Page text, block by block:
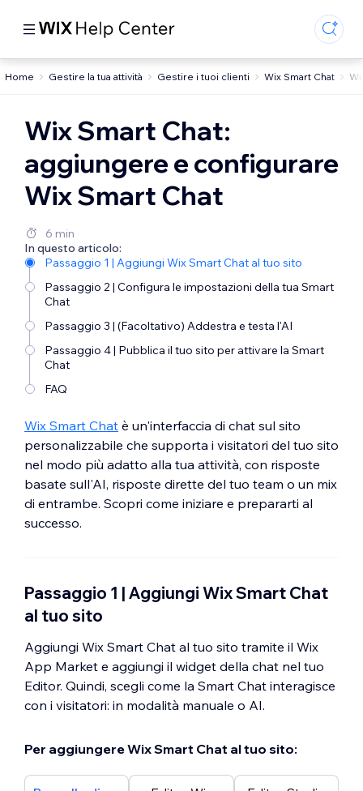
Home Gestire la tua attività Gestire i tuoi clienti Wix Smart Chat
Wix Smart Chat:
aggiungere e configurare
Wix Smart Chat
6 min
In questo articolo:
Passaggio 1 | Aggiungi Wix Smart Chat al tuo sito
Passaggio 2 | Configura le impostazioni della tua Smart
Chat
Passaggio 3 | (Facoltativo) Addestra e testa l'AI
Passaggio 4 | Pubblica il tuo sito per attivare la Smart
Chat
FAQ
Wix Smart Chat è un'interfaccia di chat sul sito
personalizzabile che supporta i visitatori del tuo sito
nel modo più adatto alla tua attività, con risposte
basate sull'AI, risposte dirette del tuo team o un mix
di entrambe. Scopri come iniziare e prepararti al
successo.
Passaggio 1 | Aggiungi Wix Smart Chat
al tuo sito
Aggiungi Wix Smart Chat al tuo sito tramite il Wix
App Market e aggiungi il widget della chat nel tuo
Editor. Quindi, scegli come la Smart Chat interagisce
con i visitatori: in modalità manuale o AI.
Per aggiungere Wix Smart Chat al tuo sito: